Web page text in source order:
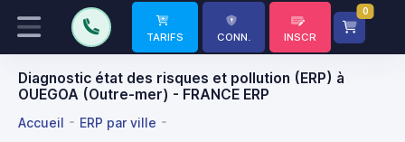
TARIFS CONN. INSCR
0
Diagnostic état des risques et pollution (ERP) à
OUEGOA (Outre-mer) - FRANCE ERP
Accueil ERP par ville